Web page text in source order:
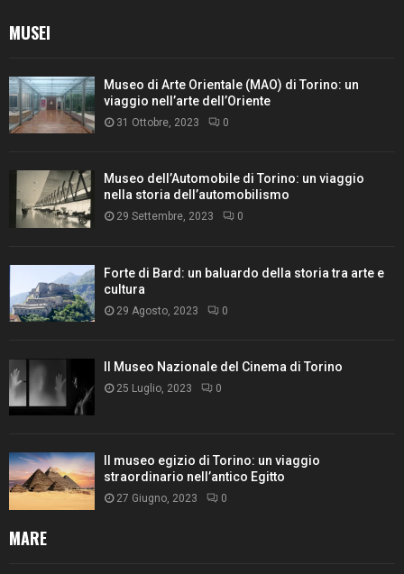
MUSEI
Museo di Arte Orientale (MAO) di Torino: un
viaggio nell’arte dell’Oriente
31 Ottobre, 2023 0
Museo dell’Automobile di Torino: un viaggio
nella storia dell’automobilismo
29 Settembre, 2023 0
Forte di Bard: un baluardo della storia tra arte e
cultura
29 Agosto, 2023 0
Il Museo Nazionale del Cinema di Torino
25 Luglio, 2023 0
Il museo egizio di Torino: un viaggio
straordinario nell’antico Egitto
27 Giugno, 2023 0
MARE